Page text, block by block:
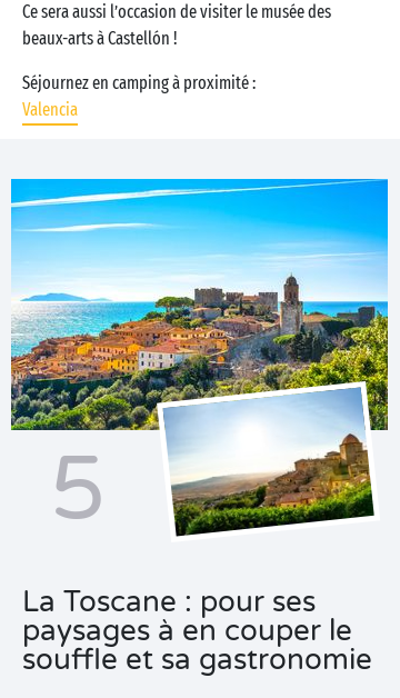
Ce sera aussi l’occasion de visiter le musée des
beaux-arts à Castellón !
Séjournez en camping à proximité :
Valencia
5
La Toscane : pour ses
paysages à en couper le
souffle et sa gastronomie